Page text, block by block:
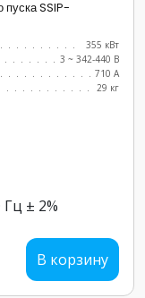
пуска SSIP-
355 кВт
3 ~ 342-440 В
710 А
29 кг
± 2%
В корзину